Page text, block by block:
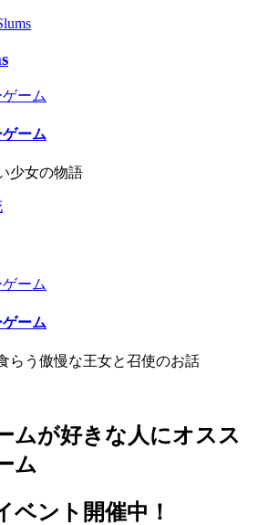
ーム
ーム
少女の物語
ーム
ーム
らう傲慢な王女と召使のお話
ムが好きな人にオスス
ム
ベント開催中！